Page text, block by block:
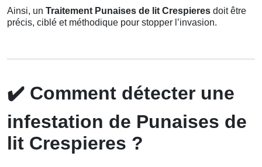
Ainsi, un Traitement Punaises de lit Crespieres doit être
précis, ciblé et méthodique pour stopper l’invasion.
✔️ Comment détecter une
infestation de Punaises de
lit Crespieres ?